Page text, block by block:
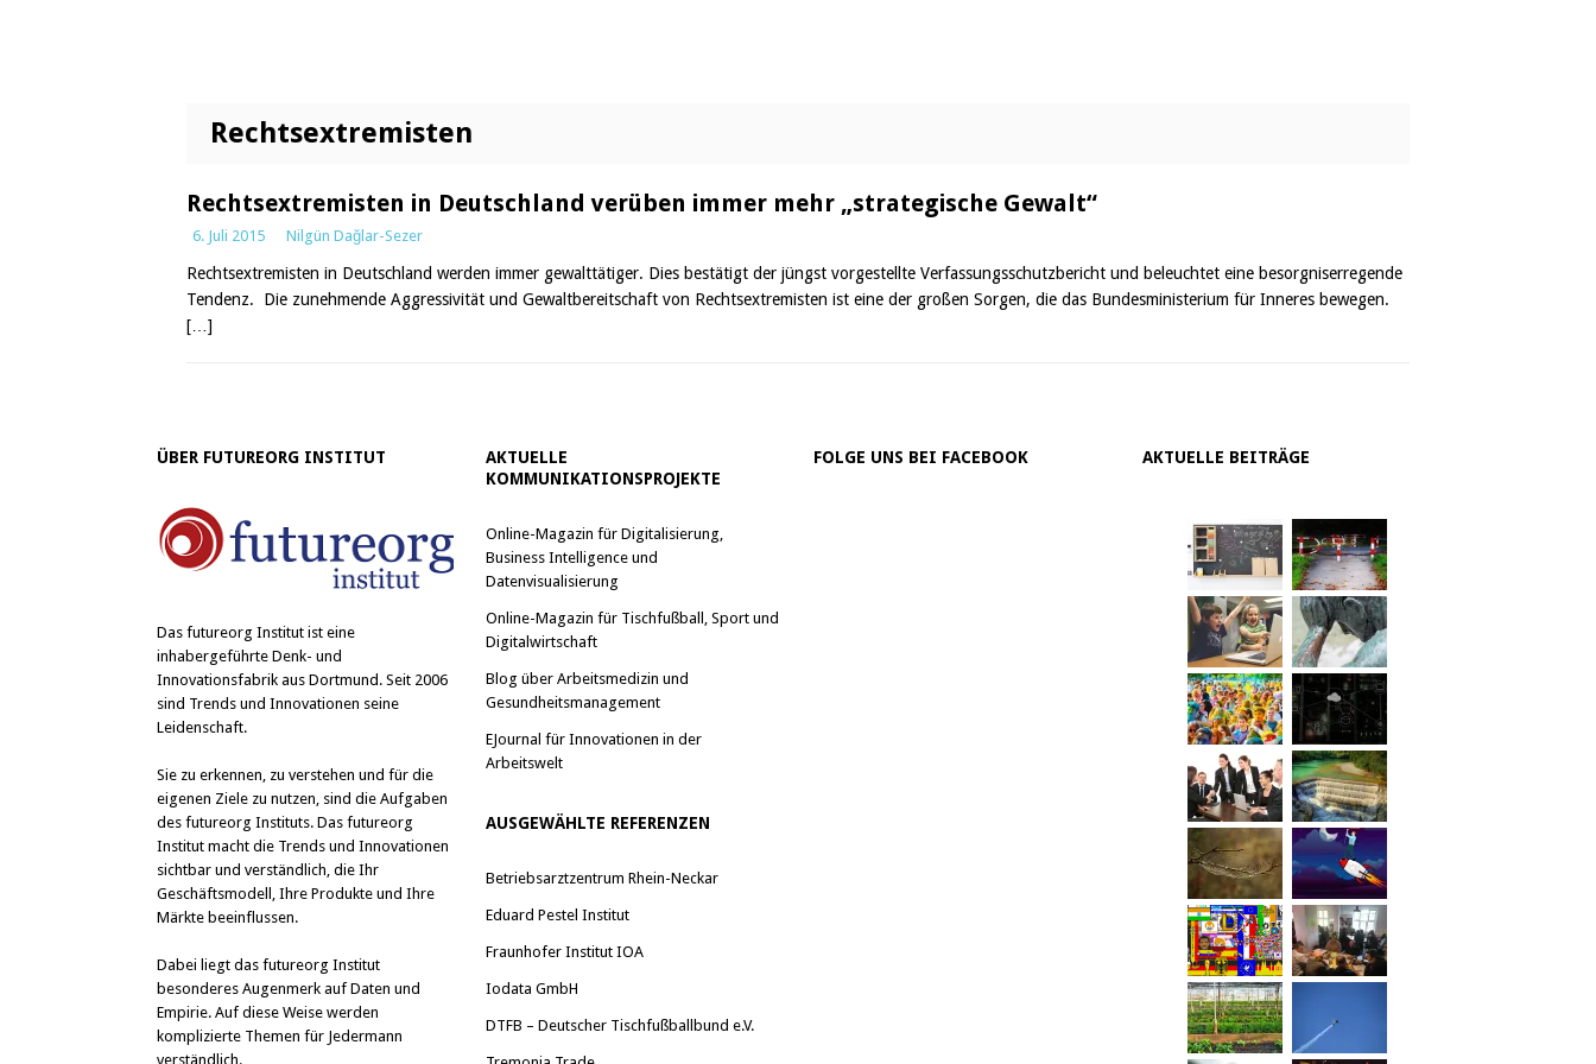
Rechtsextremisten
Rechtsextremisten in Deutschland verüben immer mehr „strategische Gewalt“
6. Juli 2015 Nilgün Dağlar-Sezer
Rechtsextremisten in Deutschland werden immer gewalttätiger. Dies bestätigt der jüngst vorgestellte Verfassungsschutzbericht und beleuchtet eine besorgniserregende
Tendenz. Die zunehmende Aggressivität und Gewaltbereitschaft von Rechtsextremisten ist eine der großen Sorgen, die das Bundesministerium für Inneres bewegen.
[…]
ÜBER FUTUREORG INSTITUT
Das futureorg Institut ist eine
inhabergeführte Denk- und
Innovationsfabrik aus Dortmund. Seit 2006
sind Trends und Innovationen seine
Leidenschaft.
Sie zu erkennen, zu verstehen und für die
eigenen Ziele zu nutzen, sind die Aufgaben
des futureorg Instituts. Das futureorg
Institut macht die Trends und Innovationen
sichtbar und verständlich, die Ihr
Geschäftsmodell, Ihre Produkte und Ihre
Märkte beeinflussen.
Dabei liegt das futureorg Institut
besonderes Augenmerk auf Daten und
Empirie. Auf diese Weise werden
komplizierte Themen für Jedermann
verständlich.
AKTUELLE
KOMMUNIKATIONSPROJEKTE
Online-Magazin für Digitalisierung,
Business Intelligence und
Datenvisualisierung
Online-Magazin für Tischfußball, Sport und
Digitalwirtschaft
Blog über Arbeitsmedizin und
Gesundheitsmanagement
EJournal für Innovationen in der
Arbeitswelt
AUSGEWÄHLTE REFERENZEN
Betriebsarztzentrum Rhein-Neckar
Eduard Pestel Institut
Fraunhofer Institut IOA
Iodata GmbH
DTFB – Deutscher Tischfußballbund e.V.
FOLGE UNS BEI FACEBOOK AKTUELLE BEITRÄGE